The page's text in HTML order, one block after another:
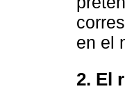
en el
2. El